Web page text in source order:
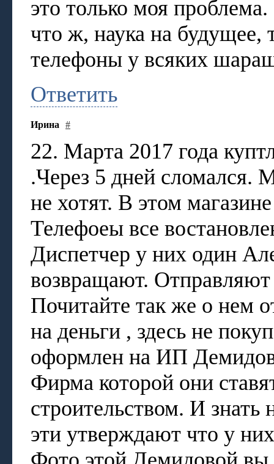
это только моя проблема.
что ж, наука на будущее,
телефоны у всяких
Ответить
Ирина #
22. Марта 2017 года
.Через 5 дней сломался.
не хотят. В этом
Телефоеы все
Диспетчер у них один
возвращают.
Почитайте так же о нем
на деньги , здесь не
оформлен на ИП
Фирма которой они
строительством. И
эти утверждают что у